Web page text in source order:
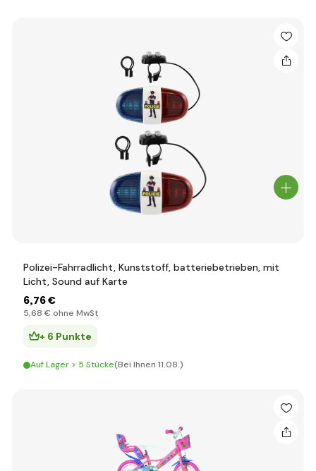
Polizei-Fahrradlicht, Kunststoff, batteriebetrieben, mit
Licht, Sound auf Karte
6,76 €
5,68 € ohne MwSt
+ 6 Punkte
Auf Lager > 5 Stücke(Bei Ihnen 11.08.)